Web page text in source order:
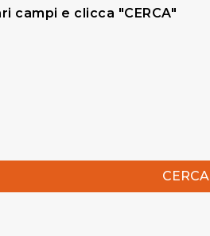
campi e clicca "CERCA"
CERCA